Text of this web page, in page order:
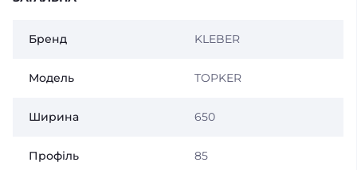
Бренд KLEBER
Модель TOPKER
Ширина 650
Профіль 85